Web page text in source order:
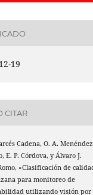
19
CITAR
Cadena, O. A. Menéndez
E. P. Córdova, y Álvaro J.
«Clasificación de
para monitoreo de
utilizando visión por